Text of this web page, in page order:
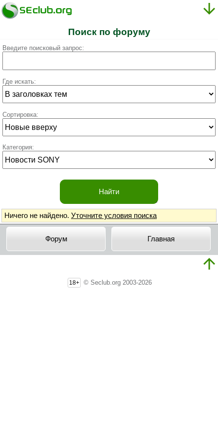
Поиск по форуму
Введите поисковый запрос:
Где искать:
Сортировка:
Категория:
Ничего не найдено. Уточните условия поиска
Форум Главная
18+ © Seclub.org 2003-2026